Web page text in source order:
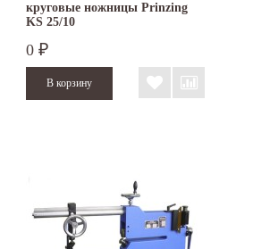
круговые ножницы Prinzing
KS 25/10
0 ₽